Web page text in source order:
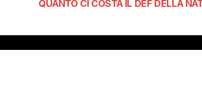
QUANTO CI COSTA IL DEF DELLA